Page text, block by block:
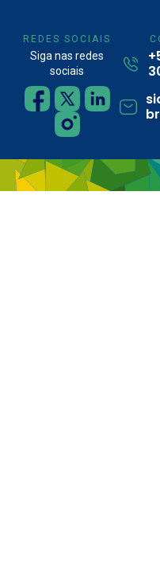
REDES SOCIAIS
Siga nas redes
sociais